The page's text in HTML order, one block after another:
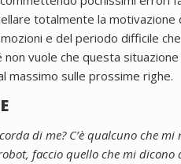
totalmente la motivazione
e del periodo difficile
vuole che questa
massimo sulle prossime righe.
di me? C’è qualcuno che
faccio quello che mi